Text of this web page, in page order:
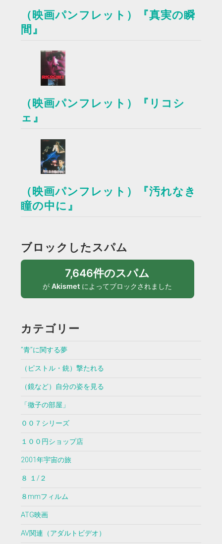
（映画パンフレット）『真実の瞬
間』
（映画パンフレット）『リコシ
ェ』
（映画パンフレット）『汚れなき
瞳の中に』
ブロックしたスパム
7,646件のスパム
がAkismet によってブロックされました
カテゴリー
”青”に関する夢
（ピストル・銃）撃たれる
（鏡など）自分の姿を見る
「徹子の部屋」
００７シリーズ
１００円ショップ店
2001年宇宙の旅
８ １/２
８mmフィルム
ATG映画
AV関連（アダルトビデオ）